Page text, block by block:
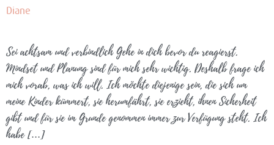
Diane
Sei achtsam und verbindlich Gehe in dich bevor du reagierst.
Mindset und Planung sind für mich sehr wichtig. Deshalb frage ich
mich vorab, was ich will. Ich möchte diejenige sein, die sich um
meine Kinder kümmert, sie herumfährt, sie erzieht, ihnen Sicherheit
gibt und für sie im Grunde genommen immer zur Verfügung steht. Ich
habe […]